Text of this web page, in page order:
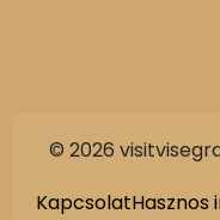
© 2026
Kapcsolat